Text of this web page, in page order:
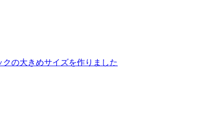
の大きめサイズを作りました